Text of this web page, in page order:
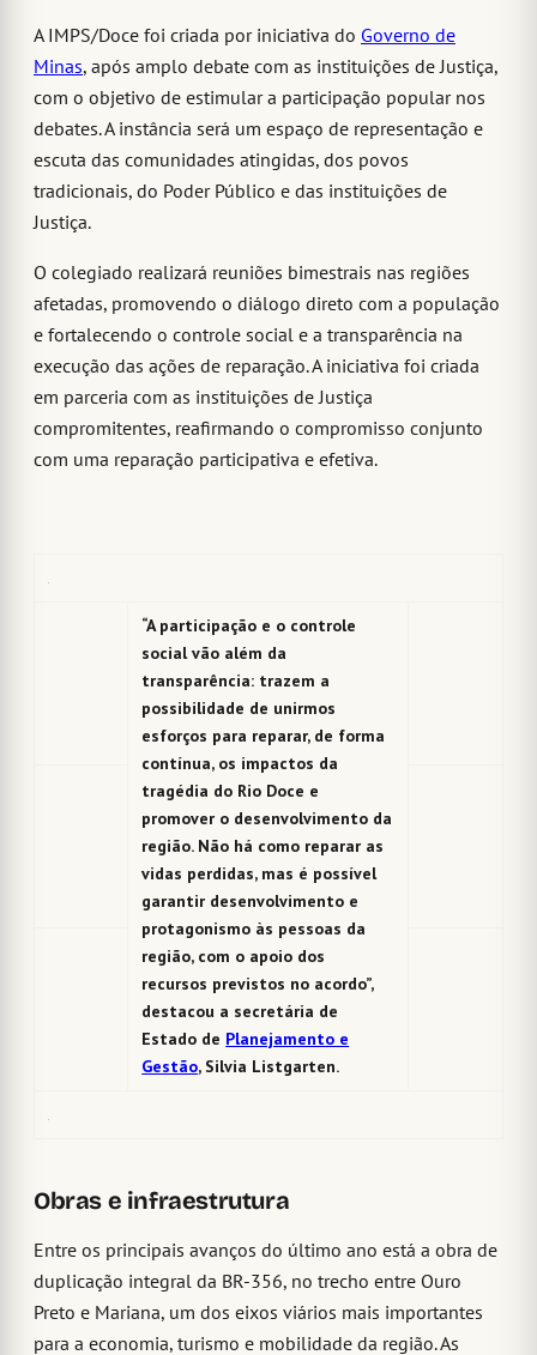
A IMPS/Doce foi criada por iniciativa do Governo de
Minas, após amplo debate com as instituições de Justiça,
com o objetivo de estimular a participação popular nos
debates. A instância será um espaço de representação e
escuta das comunidades atingidas, dos povos
tradicionais, do Poder Público e das instituições de
Justiça.
O colegiado realizará reuniões bimestrais nas regiões
afetadas, promovendo o diálogo direto com a população
e fortalecendo o controle social e a transparência na
execução das ações de reparação. A iniciativa foi criada
em parceria com as instituições de Justiça
compromitentes, reafirmando o compromisso conjunto
com uma reparação participativa e efetiva.
“A participação e o controle
social vão além da
transparência: trazem a
possibilidade de unirmos
esforços para reparar, de forma
contínua, os impactos da
tragédia do Rio Doce e
promover o desenvolvimento da
região. Não há como reparar as
vidas perdidas, mas é possível
garantir desenvolvimento e
protagonismo às pessoas da
região, com o apoio dos
recursos previstos no acordo”,
destacou a secretária de
Estado de Planejamento e
Gestão, Silvia Listgarten.
Obras e infraestrutura
Entre os principais avanços do último ano está a obra de
duplicação integral da BR-356, no trecho entre Ouro
Preto e Mariana, um dos eixos viários mais importantes
para a economia, turismo e mobilidade da região. As